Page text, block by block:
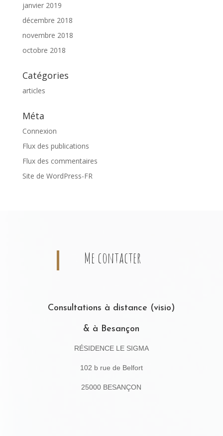
janvier 2019
décembre 2018
novembre 2018
octobre 2018
Catégories
articles
Méta
Connexion
Flux des publications
Flux des commentaires
Site de WordPress-FR
Me contacter
Consultations à distance (visio)
& à Besançon
RÉSIDENCE LE SIGMA
102 b rue de Belfort
25000 BESANÇON